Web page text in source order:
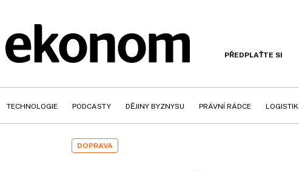
PŘEDPLAŤTE SI
TECHNOLOGIE PODCASTY DĚJINY BYZNYSU PRÁVNÍ RÁDCE
DOPRAVA